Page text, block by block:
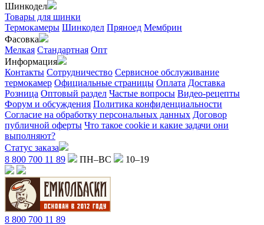
Шинкодел
Товары для шинки
Термокамеры Шинкодел Пряноед Мембрин
Фасовка
Мелкая Стандартная Опт
Информация
Контакты Сотрудничество Сервисное обслуживание
термокамер Официальные страницы Оплата Доставка
Розница Оптовый раздел Частые вопросы Видео-рецепты
Форум и обсуждения Политика конфиденциальности
Согласие на обработку персональных данных Договор
публичной оферты Что такое cookie и какие задачи они
выполняют?
Статус заказа
8 800 700 11 89
ПН–ВС 10–19
8 800 700 11 89